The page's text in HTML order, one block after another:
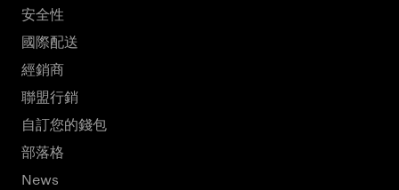
安全性
國際配送
經銷商
聯盟行銷
自訂您的錢包
部落格
News